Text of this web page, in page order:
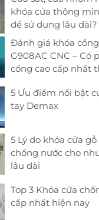
khóa cửa thông
để sử dụng lâu dài?
Đánh giá khóa
G908AC CNC – Có
cổng cao cấp nhất
5 Ưu điểm nổi bật
tay Demax
5 Lý do khóa cửa
chống nước cho
lâu dài
Top 3 Khóa cửa
cấp nhất hiện nay